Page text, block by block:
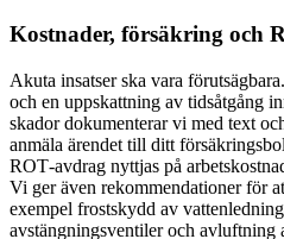
Kostnader, försäkring och
Akuta insatser ska vara
och en uppskattning av tidsåtgång
skador dokumenterar vi med text
anmäla ärendet till ditt
ROT‑avdrag nyttjas på
Vi ger även rekommendationer för
exempel frostskydd av
avstängningsventiler och avluftning